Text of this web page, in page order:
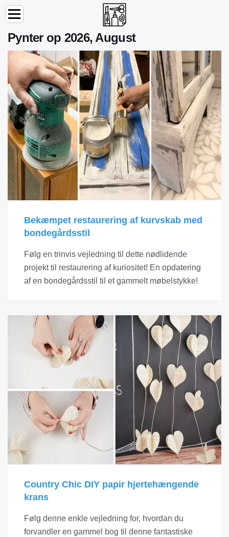
Pynter op 2026, August
Bekæmpet restaurering af kurvskab med
bondegårdsstil
Følg en trinvis vejledning til dette nødlidende
projekt til restaurering af kuriositet! En opdatering
af en bondegårdsstil til et gammelt møbelstykke!
Country Chic DIY papir hjertehængende
krans
Følg denne enkle vejledning for, hvordan du
forvandler en gammel bog til denne fantastiske